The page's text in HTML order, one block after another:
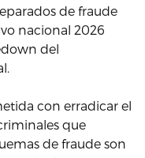
de fraude
nacional 2026
del
con erradicar el
que
de fraude son